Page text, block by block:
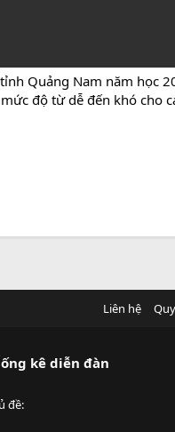
Quảng Nam năm học
độ từ dễ đến khó cho
Liên hệ
kê diễn đàn
đề